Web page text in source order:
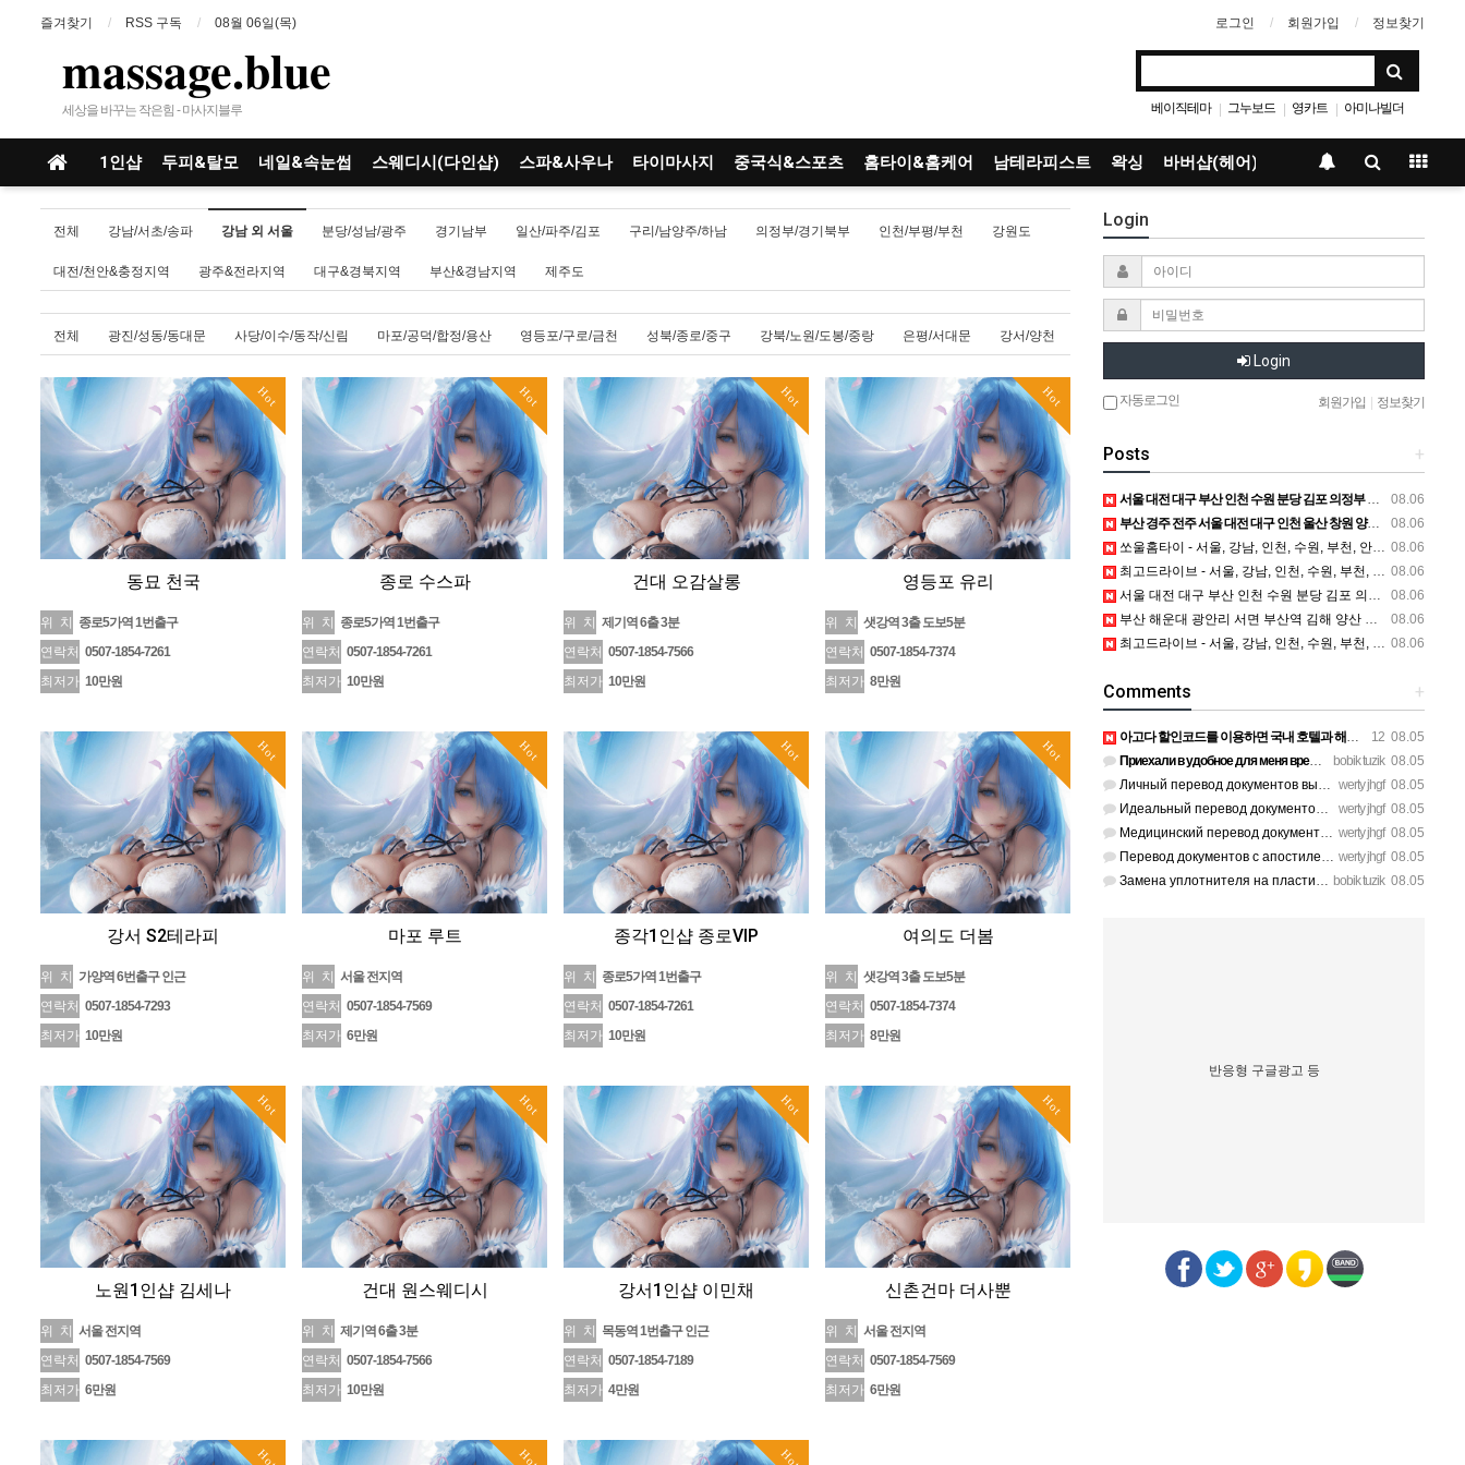
즐겨찾기 RSS 구독 08월 06일(목) 로그인 회원가입 정보찾기
massage.blue
세상을 바꾸는 작은힘 - 마사지블루 베이직테마 | 그누보드 | 영카트 | 아미나빌더
1인샵 두피&탈모 네일&속눈썹 스웨디시(다인샵) 스파&사우나 타이마사지 중국식&스포츠 홈타이&홈케어 남테라피스트 왁싱 바버샵(헤어)
전체 강남/서초/송파 강남 외 서울 분당/성남/광주 경기남부 일산/파주/김포 구리/남양주/하남 의정부/경기북부 인천/부평/부천 강원도
대전/천안&충정지역 광주&전라지역 대구&경북지역 부산&경남지역 제주도
전체 광진/성동/동대문 사당/이수/동작/신림 마포/공덕/합정/용산 영등포/구로/금천 성북/종로/중구 강북/노원/도봉/중랑 은평/서대문 강서/양천
Hot
동묘 천국
위 치
종로5가역 1번출구
연락처 0507-1854-7261
최저가 10만원
Hot
종로 수스파
위 치
종로5가역 1번출구
연락처 0507-1854-7261
최저가 10만원
Hot
건대 오감살롱
위 치
제기역 6출 3분
연락처 0507-1854-7566
최저가 10만원
Hot
영등포 유리
위 치
샛강역 3출 도보5분
연락처 0507-1854-7374
최저가 8만원
Hot
강서 S2테라피
위 치
가양역 6번출구 인근
연락처 0507-1854-7293
최저가 10만원
Hot
마포 루트
위 치
서울 전지역
연락처 0507-1854-7569
최저가 6만원
Hot
종각1인샵 종로VIP
위 치
종로5가역 1번출구
연락처 0507-1854-7261
최저가 10만원
Hot
여의도 더봄
위 치
샛강역 3출 도보5분
연락처 0507-1854-7374
최저가 8만원
Hot
노원1인샵 김세나
위 치
서울 전지역
연락처 0507-1854-7569
최저가 6만원
Hot
건대 원스웨디시
위 치
제기역 6출 3분
연락처 0507-1854-7566
최저가 10만원
Hot
강서1인샵 이민채
위 치
목동역 1번출구 인근
연락처 0507-1854-7189
최저가 4만원
Hot
신촌건마 더사뿐
위 치
서울 전지역
연락처 0507-1854-7569
최저가 6만원
Hot Hot Hot
Login
Login
자동로그인 회원가입 정보찾기
+
Posts
08.06
서울 대전 대구 부산 인천 수원 분당 김포 의정부 일산 청주 파주 하남 광주 구미 군포 부천 양산 창원 등 전국 흥신소 탐정사무소 정보
08.06
부산 경주 전주 서울 대전 대구 인천 울산 창원 양산 포항 천안 평택 용인 고양 성남 수원 일수, 미용학원, 가족사진, 점집, 한복대여, 독학재수학원, 재회부적 정보
08.06
쏘울홈타이 - 서울, 강남, 인천, 수원, 부천, 안산 등 수도권 출장마사지 전지역 안마 가능
08.06
최고드라이브 - 서울, 강남, 인천, 수원, 부천, 안산, 하남, 화성, 동탄 등 수도권 운전연수 전지역 방문 가능
08.06
서울 대전 대구 부산 인천 수원 분당 김포 의정부 일산 청주 파주 하남 광주 구미 군포 부천 양산 창원 등 전국 흥신소 탐정사무소 정보
08.06
부산 해운대 광안리 서면 부산역 김해 양산 울산 등 경남 출장마사지 전지역 안마 가능
08.06
최고드라이브 - 서울, 강남, 인천, 수원, 부천, 안산, 하남, 화성, 동탄 등 수도권 운전연수 전지역 방문 가능
+
Comments
12 08.05
아고다 할인코드를 이용하면 국내 호텔과 해외 숙소를 예약할 때 숙박비를 더욱 알뜰하게 줄일 수 있습니다. 현…
bobik tuzik 08.05
Приехали в удобное для меня время после работы, спасибо за г…
werty jhgf 08.05
Личный перевод документов выполнили без помарок и опечаток. …
werty jhgf 08.05
Идеальный перевод документов для участия в международном тен…
werty jhgf 08.05
Медицинский перевод документов по онкологии сделали без ошиб…
werty jhgf 08.05
Перевод документов с апостилем отдали ровно в срок, без пуст…
bobik tuzik 08.05
Замена уплотнителя на пластиковых окнах на балконе решила пр…
반응형 구글광고 등